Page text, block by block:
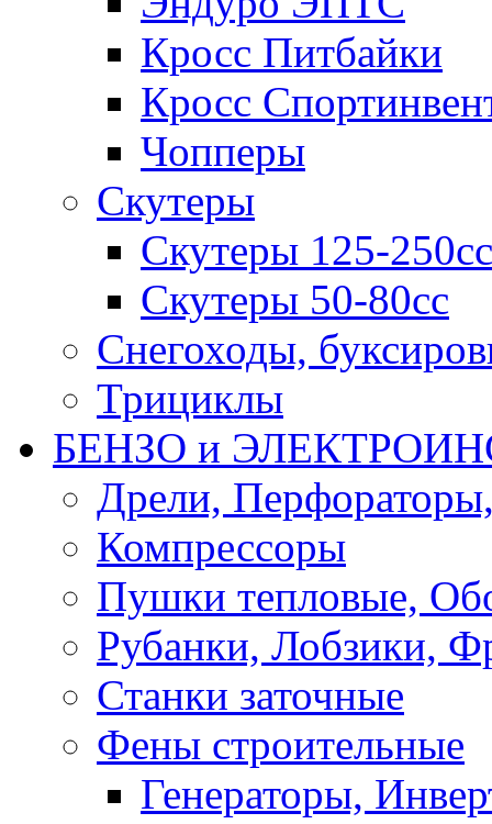
Кросс Питбайки
Кросс
Чопперы
Скутеры
Скутеры 125-250сс
Скутеры 50-80сс
Снегоходы,
Трициклы
БЕНЗО и
Дрели,
Компрессоры
Пушки тепловые,
Рубанки, Лобзики,
Станки заточные
Фены строительные
Генераторы,